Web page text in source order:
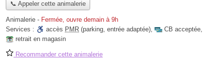
📞 Appeler cette animalerie
Animalerie - Fermée, ouvre demain à 9h
Services :
accès PMR (parking, entrée adaptée), CB acceptée,
retrait en magasin
Recommander cette animalerie